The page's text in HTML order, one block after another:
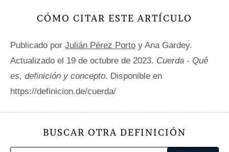
CÓMO CITAR ESTE ARTÍCULO
Publicado por Julián Pérez Porto y Ana Gardey.
Actualizado el 19 de octubre de 2023. Cuerda - Qué
es, definición y concepto. Disponible en
https://definicion.de/cuerda/
BUSCAR OTRA DEFINICIÓN